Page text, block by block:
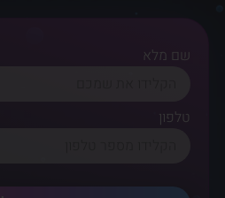
שם מלא
טלפון